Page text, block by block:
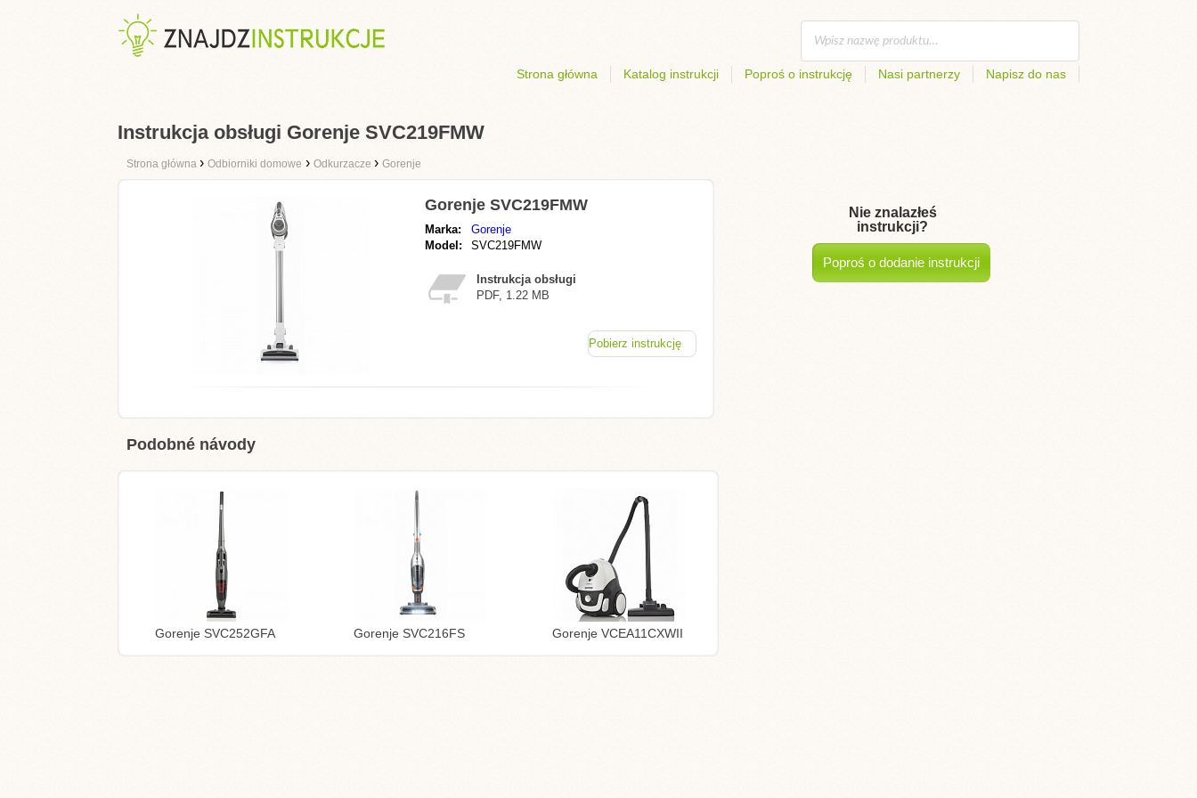
Strona główna Katalog instrukcji Poproś o instrukcję Nasi partnerzy Napisz do nas
Instrukcja obsługi Gorenje SVC219FMW
Strona główna › Odbiorniki domowe › Odkurzacze › Gorenje
Gorenje SVC219FMW
Marka:
Gorenje
Model:
SVC219FMW
Instrukcja obsługi
PDF, 1.22 MB
Pobierz instrukcję
Podobné návody
Gorenje SVC252GFA Gorenje SVC216FS Gorenje VCEA11CXWII
Nie znalazłeś
instrukcji?
Poproś o dodanie instrukcji